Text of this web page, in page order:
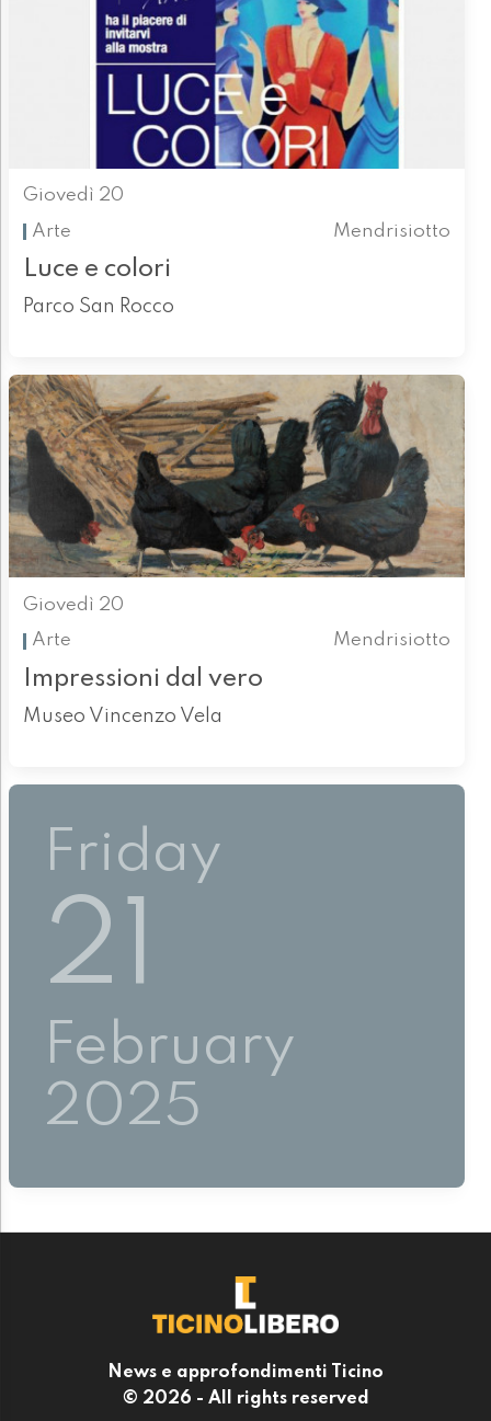
Giovedì 20
Arte
Mendrisiotto
Luce e colori
Parco San Rocco
Giovedì 20
Arte
Mendrisiotto
Impressioni dal vero
Museo Vincenzo Vela
Friday
21
February
2025
News e approfondimenti Ticino
© 2026 - All rights reserved